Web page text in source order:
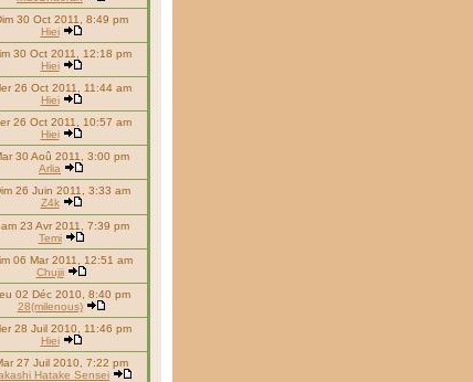
30 Oct 2011, 8:49 pm
Hiei
30 Oct 2011, 12:18 pm
Hiei
26 Oct 2011, 11:44 am
Hiei
26 Oct 2011, 10:57 am
Hiei
30 Aoû 2011, 3:00 pm
Arlia
26 Juin 2011, 3:33 am
Z4k
23 Avr 2011, 7:39 pm
Temi
06 Mar 2011, 12:51 am
Chujii
02 Déc 2010, 8:40 pm
28(milenous)
28 Juil 2010, 11:46 pm
Hiei
27 Juil 2010, 7:22 pm
Hatake Sensei